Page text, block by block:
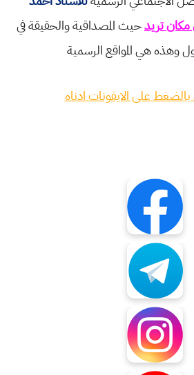
مكان تريدحيث المصداقية والحقيقة في
وهذه هي المواقع الرسمية
بالضغط على الايقونات ادناه